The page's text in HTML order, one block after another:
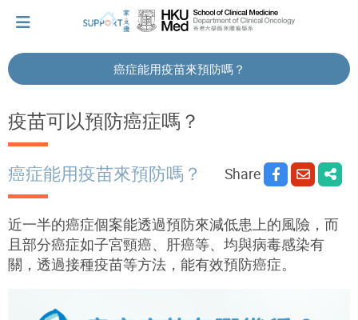
Let's walk together
Cherish every moment; love every day.
Let's take a break!
疫苗可以預防癌症嗎？
癌症能用疫苗來預防嗎？
Share
癌症能用疫苗來預防嗎？
近一半的癌症個案能透過預防來減低患上的風險，而
且部分癌症如子宮頸癌、肝癌等、均與病毒感染有
關，透過接種疫苗等方法，能有效預防癌症。